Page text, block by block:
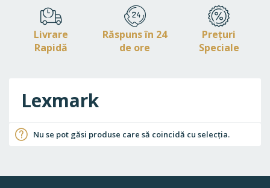
Livrare
Rapidă
Răspuns în 24
de ore
Prețuri
Speciale
Lexmark
Nu se pot găsi produse care să coincidă cu selecția.